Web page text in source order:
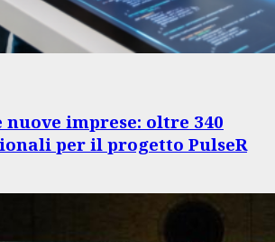
imprese: oltre 340
per il progetto PulseR